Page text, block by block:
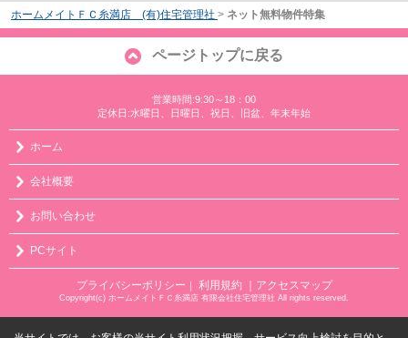
ホームメイトＦＣ糸満店 (有)住宅管理社 > ネット無料物件特集
ページトップに戻る
営業時間:9:30～18：00
定休日:水曜日、日曜日、祝日、旧盆、年末年始
ホーム
会社概要
お問い合わせ
PCサイト
プライバシーポリシー ｜ 利用規約 ｜アクセスマップ
Copyright(c) ホームメイトＦＣ糸満店 有限会社住宅管理社 All rights reserved.